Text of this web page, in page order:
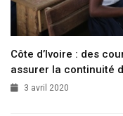
Côte d’Ivoire : des
assurer la continuité
3 avril 2020